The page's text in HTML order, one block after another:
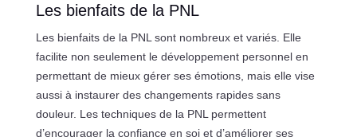
Les bienfaits de la PNL
Les bienfaits de la PNL sont nombreux et variés. Elle
facilite non seulement le développement personnel en
permettant de mieux gérer ses émotions, mais elle vise
aussi à instaurer des changements rapides sans
douleur. Les techniques de la PNL permettent
d’encourager la confiance en soi et d’améliorer ses